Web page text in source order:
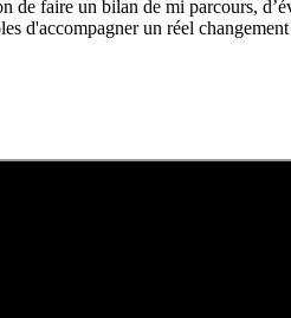
faire un bilan de mi parcours,
d'accompagner un réel